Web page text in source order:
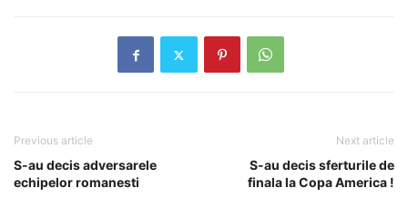
Previous article
S-au decis adversarele
echipelor romanesti
Next article
S-au decis sferturile de
finala la Copa America !